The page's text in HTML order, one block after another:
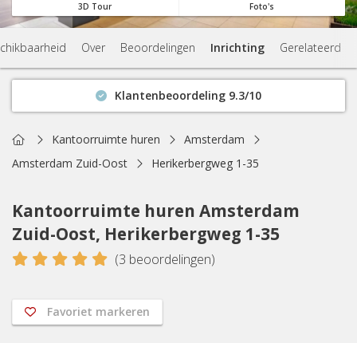
3D Tour Foto's
Over Beoordelingen Inrichting Gerelateerd
Klantenbeoordeling 9.3/10
Actuele beschikbaarheid
HomeKantoorruimte huren
Amsterdam
Amsterdam Zuid-Oost
Herikerbergweg 1-35
Kantoorruimte huren Amsterdam
Zuid-Oost, Herikerbergweg 1-35
5 (3 beoordelingen)
Favoriet markeren